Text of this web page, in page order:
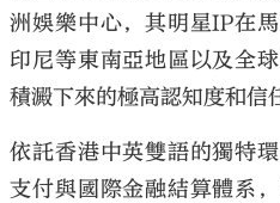
洲娛樂中心，其明星IP在
印尼等東南亞地區以及全
積澱下來的極高認知度和信
依託香港中英雙語的獨特
支付與國際金融結算體系